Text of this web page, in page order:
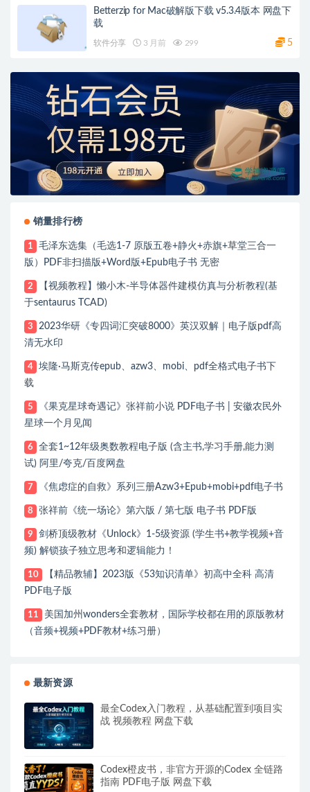
Betterzip for Mac破解版下载 v5.3.4版本 网盘下
载
软件分享 3 月前 299 5
销量排行榜
1
毛泽东选集（毛选1-7 原版五卷+静火+赤旗+草堂三合一
版）PDF非扫描版+Word版+Epub电子书 无密
2
【视频教程】懒小木-半导体器件建模仿真与分析教程(基
于sentaurus TCAD)
3
2023华研《专四词汇突破8000》英汉双解｜电子版pdf高
清无水印
4
埃隆·马斯克传epub、azw3、mobi、pdf全格式电子书下
载
5
《果克星球奇遇记》张祥前小说 PDF电子书 | 安徽农民外
星球一个月见闻
6
全套1~12年级奥数教程电子版 (含主书,学习手册,能力测
试) 阿里/夸克/百度网盘
7 《焦虑症的自救》系列三册Azw3+Epub+mobi+pdf电子书
8 张祥前《统一场论》第六版 / 第七版 电子书 PDF版
9
剑桥顶级教材《Unlock》1-5级资源 (学生书+教学视频+音
频) 解锁孩子独立思考和逻辑能力！
10
【精品教辅】2023版《53知识清单》初高中全科 高清
PDF电子版
11
美国加州wonders全套教材，国际学校都在用的原版教材
（音频+视频+PDF教材+练习册）
最新资源
最全Codex入门教程，从基础配置到项目实
战 视频教程 网盘下载
Codex橙皮书，非官方开源的Codex 全链路
指南 PDF电子版 网盘下载